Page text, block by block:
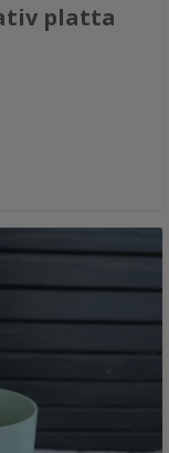
platta